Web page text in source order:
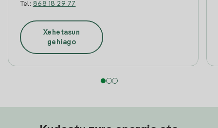
Tel: 868 18 29 77
Xehetasun
gehiago